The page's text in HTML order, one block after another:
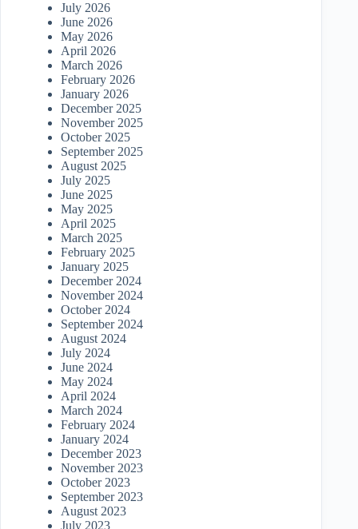
July 2026
June 2026
May 2026
April 2026
March 2026
February 2026
January 2026
December 2025
November 2025
October 2025
September 2025
August 2025
July 2025
June 2025
May 2025
April 2025
March 2025
February 2025
January 2025
December 2024
November 2024
October 2024
September 2024
August 2024
July 2024
June 2024
May 2024
April 2024
March 2024
February 2024
January 2024
December 2023
November 2023
October 2023
September 2023
August 2023
July 2023